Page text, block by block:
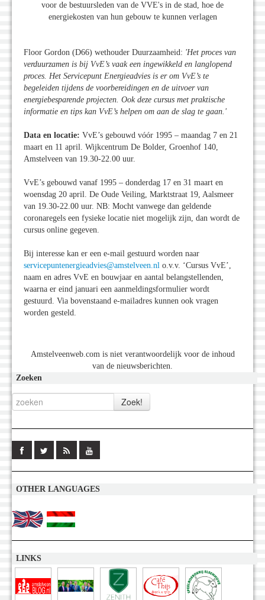
voor de bestuursleden van de VVE's in de stad, hoe de
energiekosten van hun gebouw te kunnen verlagen
Floor Gordon (D66) wethouder Duurzaamheid: 'Het proces van
verduurzamen is bij VvE’s vaak een ingewikkeld en langlopend
proces. Het Servicepunt Energieadvies is er om VvE’s te
begeleiden tijdens de voorbereidingen en de uitvoer van
energiebesparende projecten. Ook deze cursus met praktische
informatie en tips kan VvE’s helpen om aan de slag te gaan.'
Data en locatie: VvE’s gebouwd vóór 1995 – maandag 7 en 21
maart en 11 april. Wijkcentrum De Bolder, Groenhof 140,
Amstelveen van 19.30-22.00 uur.
VvE’s gebouwd vanaf 1995 – donderdag 17 en 31 maart en
woensdag 20 april. De Oude Veiling, Marktstraat 19, Aalsmeer
van 19.30-22.00 uur. NB: Mocht vanwege dan geldende
coronaregels een fysieke locatie niet mogelijk zijn, dan wordt de
cursus online gegeven.
Bij interesse kan er een e-mail gestuurd worden naar
servicepuntenergieadvies@amstelveen.nl o.v.v. ‘Cursus VvE’,
naam en adres VvE en bouwjaar en aantal belangstellenden,
waarna er eind januari een aanmeldingsformulier wordt
gestuurd. Via bovenstaand e-mailadres kunnen ook vragen
worden gesteld.
Amstelveenweb.com is niet verantwoordelijk voor de inhoud
van de nieuwsberichten.
Zoeken
OTHER LANGUAGES
LINKS